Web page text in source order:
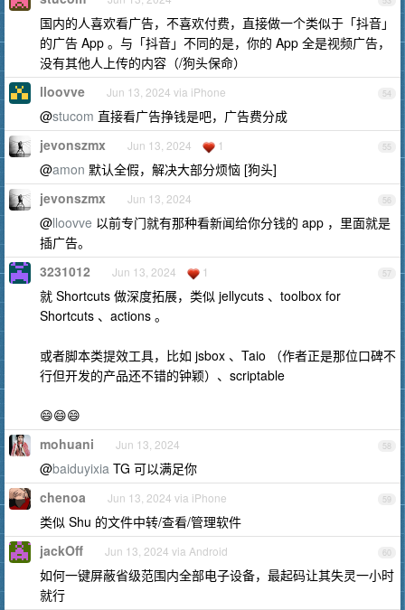
国内的人喜欢看广告，不喜欢付费，直接做一个类似于「抖音」
的广告 App 。与「抖音」不同的是，你的 App 全是视频广告，
没有其他人上传的内容（/狗头保命）
54
lloovve Jun 13, 2024 via iPhone
@stucom 直接看广告挣钱是吧，广告费分成
55
jevonszmx Jun 13, 2024 1
@amon 默认全假，解决大部分烦恼 [狗头]
56
jevonszmx Jun 13, 2024
@lloovve 以前专门就有那种看新闻给你分钱的 app ，里面就是
插广告。
57
3231012 Jun 13, 2024 1
就 Shortcuts 做深度拓展，类似 jellycuts 、toolbox for
Shortcuts 、actions 。
或者脚本类提效工具，比如 jsbox 、Taio （作者正是那位口碑不
行但开发的产品还不错的钟颖）、scriptable
😄😄😄
58
mohuani Jun 13, 2024
@baiduyixia TG 可以满足你
59
chenoa Jun 13, 2024 via iPhone
类似 Shu 的文件中转/查看/管理软件
60
jackOff Jun 13, 2024 via Android
如何一键屏蔽省级范围内全部电子设备，最起码让其失灵一小时
就行